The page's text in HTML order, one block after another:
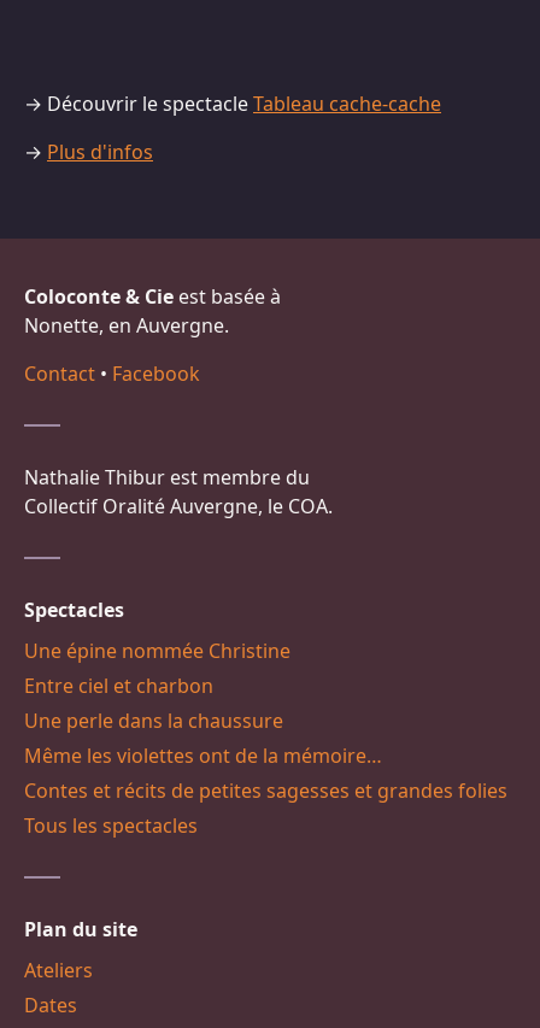
→ Découvrir le spectacleTableau cache-cache
→ Plus d'infos
Coloconte & Cie est basée à
Nonette, en Auvergne.
Contact • Facebook
Nathalie Thibur est membre du
Collectif Oralité Auvergne, le COA.
Spectacles
Une épine nommée Christine
Entre ciel et charbon
Une perle dans la chaussure
Même les violettes ont de la mémoire…
Contes et récits de petites sagesses et grandes folies
Tous les spectacles
Plan du site
Ateliers
Dates